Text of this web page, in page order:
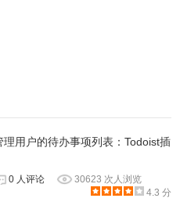
用户的待办事项列表：Todoist插
0 人评论
30623 次人浏览
4.3 分